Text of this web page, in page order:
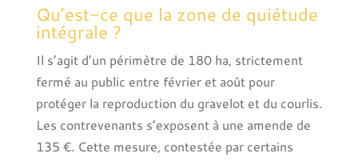
Qu’est-ce que la zone de quiétude
intégrale ?
Il s’agit d’un périmètre de 180 ha, strictement
fermé au public entre février et août pour
protéger la reproduction du gravelot et du courlis.
Les contrevenants s’exposent à une amende de
135 €. Cette mesure, contestée par certains